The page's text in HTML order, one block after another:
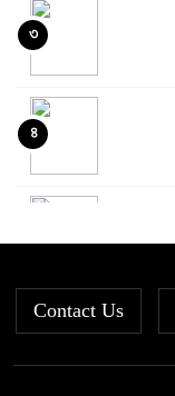
৩
৪
৬
Contact Us